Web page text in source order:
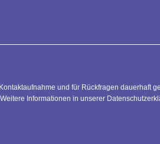
und für Rückfragen dauerhaft
Informationen in unserer